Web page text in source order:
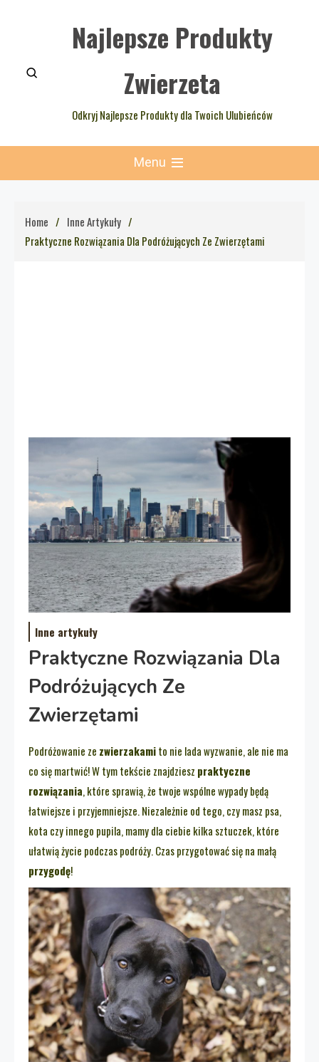
Najlepsze Produkty
Zwierzeta
Odkryj Najlepsze Produkty dla Twoich Ulubieńców
Menu
Home
Inne Artykuły
Praktyczne Rozwiązania Dla Podróżujących Ze Zwierzętami
Inne artykuły
Praktyczne Rozwiązania Dla
Podróżujących Ze
Zwierzętami
Podróżowanie ze zwierzakamito nie lada wyzwanie, ale nie ma
co się martwić! W tym tekście znajdziesz praktyczne
rozwiązania, które sprawią, że twoje wspólne wypady będą
łatwiejsze i przyjemniejsze. Niezależnie od tego, czy masz psa,
kota czy innego pupila, mamy dla ciebie kilka sztuczek, które
ułatwią życie podczas podróży. Czas przygotować się na małą
przygodę!